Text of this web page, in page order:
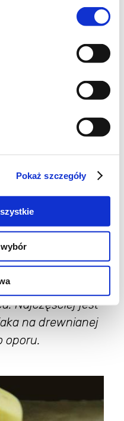
Pokaż szczegóły
średniej
plastry 3-4 mm,
Najczęściej jest
na drewnianej
oporu.